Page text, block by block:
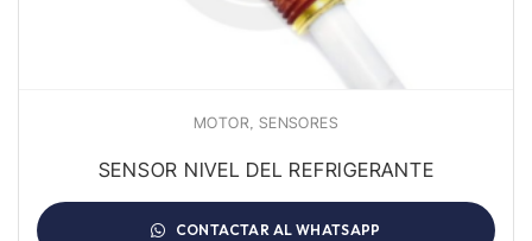
MOTOR, SENSORES
SENSOR NIVEL DEL REFRIGERANTE
CONTACTAR AL WHATSAPP